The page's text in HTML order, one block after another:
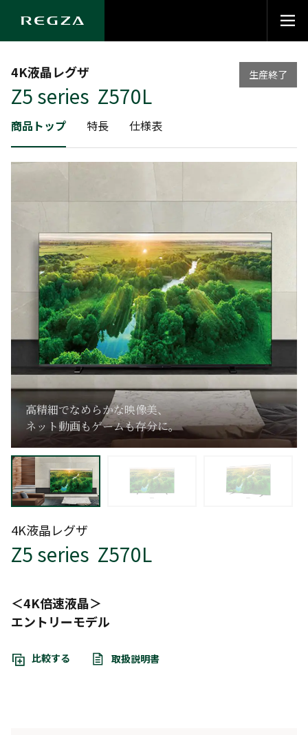
4K液晶レグザ
Z5 series Z570L
生産終了
商品トップ 特長 仕様表
高精細でなめらかな映像美、
ネット動画もゲームも存分に。
4K液晶レグザ
Z5 series Z570L
＜4K倍速液晶＞
エントリーモデル
比較する 取扱説明書